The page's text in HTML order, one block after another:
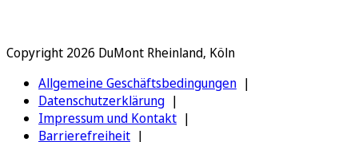
Copyright 2026 DuMont Rheinland, Köln
Allgemeine Geschäftsbedingungen
Datenschutzerklärung
Impressum und Kontakt
Barrierefreiheit